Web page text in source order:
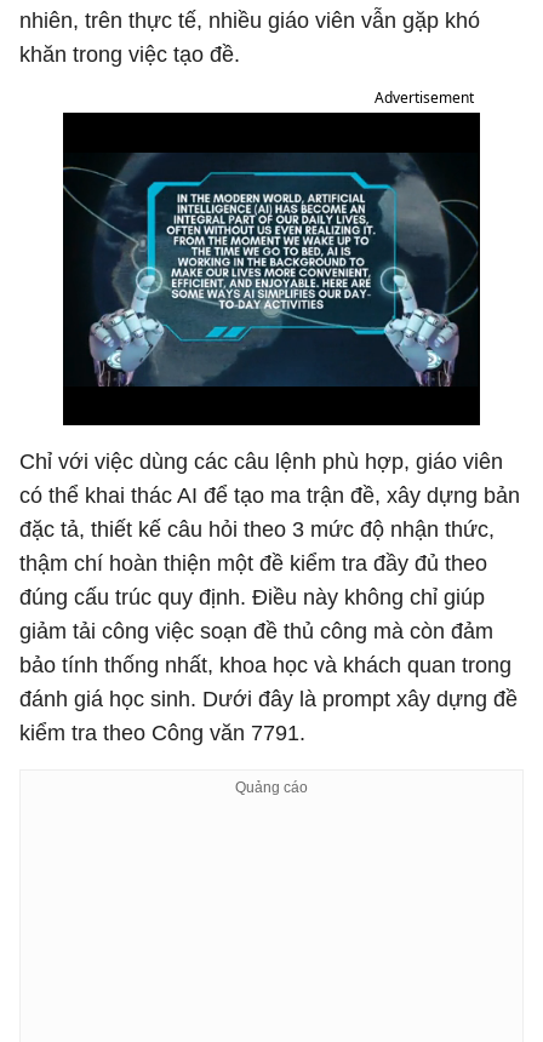
nhiên, trên thực tế, nhiều giáo viên vẫn gặp khó
khăn trong việc tạo đề.
Advertisement
Chỉ với việc dùng các câu lệnh phù hợp, giáo viên
có thể khai thác AI để tạo ma trận đề, xây dựng bản
đặc tả, thiết kế câu hỏi theo 3 mức độ nhận thức,
thậm chí hoàn thiện một đề kiểm tra đầy đủ theo
đúng cấu trúc quy định. Điều này không chỉ giúp
giảm tải công việc soạn đề thủ công mà còn đảm
bảo tính thống nhất, khoa học và khách quan trong
đánh giá học sinh. Dưới đây là prompt xây dựng đề
kiểm tra theo Công văn 7791.